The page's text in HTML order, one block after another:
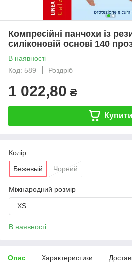
Компресійні панчохи із
силіконовій основі 140
В наявності
Код: 589
Роздріб
1 022,80 ₴
Купити
Колір
Бежевый Чорний
Міжнародний розмір
XS
В наявності
Опис Характеристики